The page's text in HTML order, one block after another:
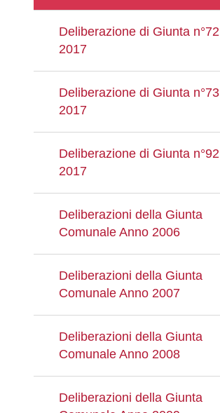
Deliberazione di Giunta n°72
2017
Deliberazione di Giunta n°73
2017
Deliberazione di Giunta n°92
2017
Deliberazioni della Giunta
Comunale Anno 2006
Deliberazioni della Giunta
Comunale Anno 2007
Deliberazioni della Giunta
Comunale Anno 2008
Deliberazioni della Giunta